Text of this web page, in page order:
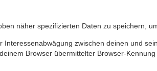
näher spezifizierten Daten zu speichern,
zwischen deinen und
Browser übermittelter Browser-